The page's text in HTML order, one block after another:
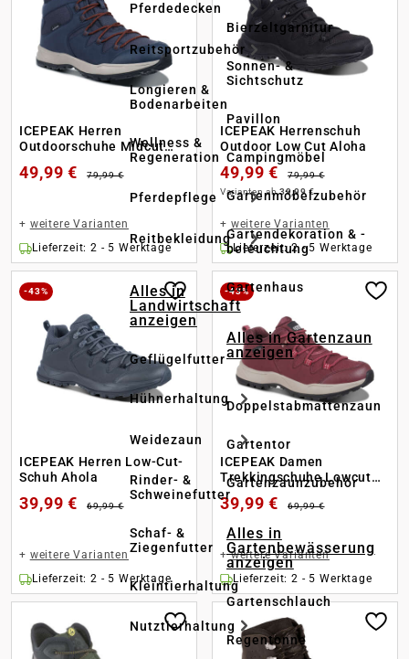
Pferdedecken
Reitsportzubehör
Longieren &
Bodenarbeiten
Wellness &
Regeneration
Pferdepflege
Reitbekleidung
Alles in
Landwirtschaft
anzeigen
Geflügelfutter
Hühnerhaltung
Weidezaun
Rinder- &
Schweinefutter
Schaf- &
Ziegenfutter
Kleintierhaltung
Nutztierhaltung
Bierzeltgarnitur
Sonnen- &
Sichtschutz
Pavillon
Campingmöbel
Gartenmöbelzubehör
Gartendekoration & -
beleuchtung
Gartenhaus
Alles in Gartenzaun
anzeigen
Doppelstabmattenzaun
Gartentor
Gartenzaunzubehör
Alles in
Gartenbewässerung
anzeigen
Gartenschlauch
Regentonne
ICEPEAK Herren
Outdoorschuhe Midcut
49,99 € 79,99 €
+ weitere Varianten
Lieferzeit: 2 - 5 Werktage
ICEPEAK Herrenschuh
Outdoor Low Cut Aloha
49,99 €
79,99 €
Varianten ab39,99 €
+ weitere Varianten
Lieferzeit: 2 - 5 Werktage
-43%
ICEPEAK Herren Low-Cut-
Schuh Ahola
39,99 € 69,99 €
+ weitere Varianten
Lieferzeit: 2 - 5 Werktage
-43%
ICEPEAK Damen
Trekkingschuhe Lowcut
Ahola
39,99 € 69,99 €
+weitere Varianten
Lieferzeit: 2 - 5 Werktage